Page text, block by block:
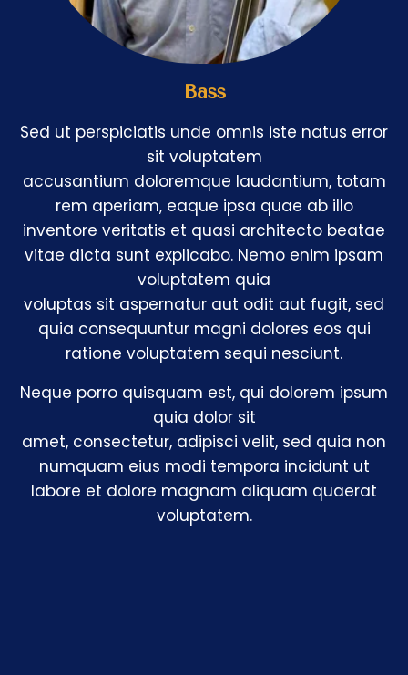
Bass
Sed ut perspiciatis unde omnis iste natus error
sit voluptatem
accusantium doloremque laudantium, totam
rem aperiam, eaque ipsa quae ab illo
inventore veritatis et quasi architecto beatae
vitae dicta sunt explicabo. Nemo enim ipsam
voluptatem quia
voluptas sit aspernatur aut odit aut fugit, sed
quia consequuntur magni dolores eos qui
ratione voluptatem sequi nesciunt.
Neque porro quisquam est, qui dolorem ipsum
quia dolor sit
amet, consectetur, adipisci velit, sed quia non
numquam eius modi tempora incidunt ut
labore et dolore magnam aliquam quaerat
voluptatem.